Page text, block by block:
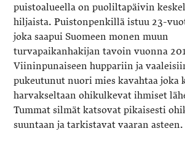
puistoalueella on puoliltapäivin
hiljaista. Puistonpenkillä istuu 23-
joka saapui Suomeen monen muun
turvapaikanhakijan tavoin vuonna
Viininpunaiseen huppariin ja
pukeutunut nuori mies kavahtaa joka
harvakseltaan ohikulkevat ihmiset
Tummat silmät katsovat pikaisesti
suuntaan ja tarkistavat vaaran asteen.